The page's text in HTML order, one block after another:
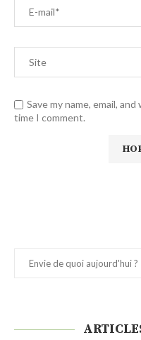
Save my name, email,
time I comment.